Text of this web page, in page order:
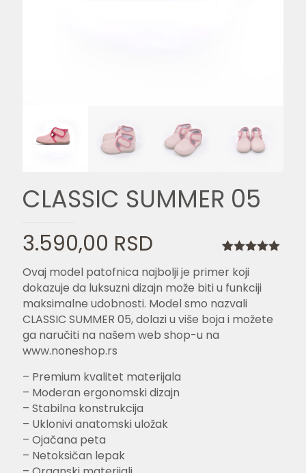
CLASSIC SUMMER 05
5.00od 5
na osnovu
ocene kupca
3.590,00 RSD
Ovaj model patofnica najbolji je primer koji
dokazuje da luksuzni dizajn može biti u funkciji
maksimalne udobnosti. Model smo nazvali
CLASSIC SUMMER 05, dolazi u više boja i možete
ga naručiti na našem web shop-u na
www.noneshop.rs
– Premium kvalitet materijala
– Moderan ergonomski dizajn
– Stabilna konstrukcija
– Uklonivi anatomski uložak
– Ojačana peta
– Netoksičan lepak